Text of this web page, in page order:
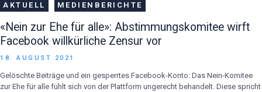
AKTUELL MEDIENBERICHTE
«Nein zur Ehe für alle»: Abstimmungskomitee wirft
Facebook willkürliche Zensur vor
18. AUGUST 2021
Gelöschte Beiträge und ein gesperrtes Facebook-Konto: Das Nein-Komitee
zur Ehe für alle fühlt sich von der Plattform ungerecht behandelt. Diese spricht